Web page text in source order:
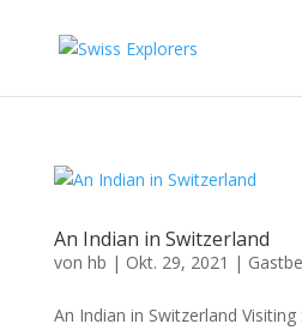
An Indian in Switzerland
von hb | Okt. 29, 2021 |
An Indian in Switzerland